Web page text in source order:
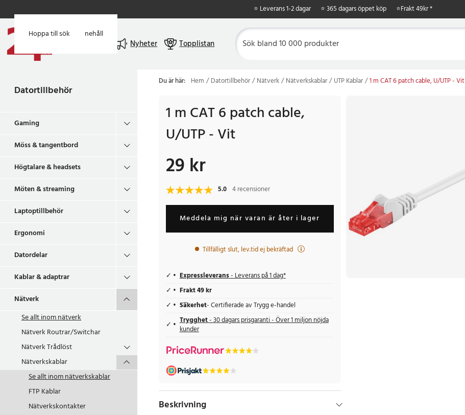
Hoppa till huvudinnehåll
Hoppa till sök
⭐ Leverans 1-2 dagar ⭐ 365 dagars öppet köp ⭐Frakt 49kr *
Nyheter Topplistan
Datortillbehör
Gaming
Möss & tangentbord
Högtalare & headsets
Möten & streaming
Laptoptillbehör
Ergonomi
Datordelar
Kablar & adaptrar
Nätverk
Se allt inomnätverk
Nätverk Routrar/Switchar
Nätverk Trådlöst
Nätverkskablar
Se allt inomnätverkskablar
FTP Kablar
Nätverkskontakter
Du är här: Hem Datortillbehör Nätverk Nätverkskablar UTP Kablar 1 m CAT 6 patch cable, U/UTP - Vit
1 m CAT 6 patch cable,
U/UTP - Vit
Pris:29 kr
29 kr
5.0 4 recensioner
Meddela mig när varan är åter i lager
Tillfälligt slut, lev.tid ej bekräftad
Expressleverans- Leverans på 1 dag*
Frakt 49 kr
Säkerhet- Certifierade av Trygg e-handel
Trygghet- 30 dagars prisgaranti - Över 1 miljon nöjda
kunder
Beskrivning